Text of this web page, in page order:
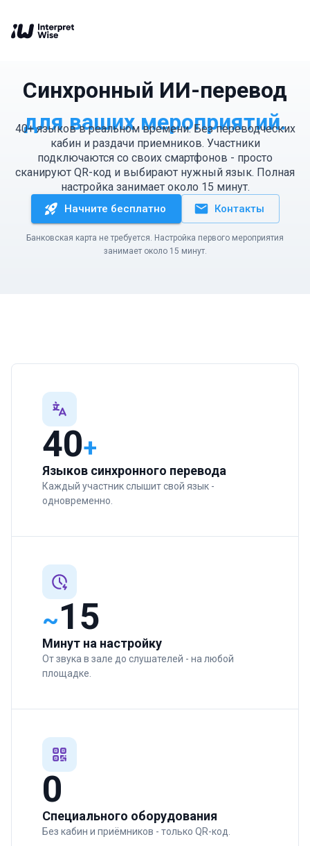
Синхронный ИИ-перевод
для ваших мероприятий.
40+ языков в реальном времени. Без переводческих
кабин и раздачи приемников. Участники
подключаются со своих смартфонов - просто
сканируют QR-код и выбирают нужный язык. Полная
настройка занимает около 15 минут.
Начните бесплатно Контакты
Банковская карта не требуется. Настройка первого мероприятия
занимает около 15 минут.
40+
Языков синхронного перевода
Каждый участник слышит свой язык -
одновременно.
~15
Минут на настройку
От звука в зале до слушателей - на любой
площадке.
0
Специального оборудования
Без кабин и приёмников - только QR-код.